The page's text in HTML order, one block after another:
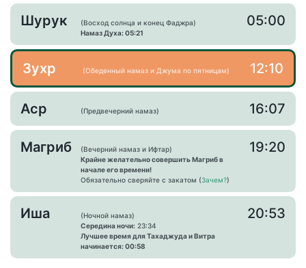
Шурук
(Восход солнца и конец Фаджра)
Намаз Духа: 05:21
05:00
Зухр (Обеденный намаз и Джума по пятницам) 12:10
Аср (Предвечерний намаз) 16:07
Магриб
(Вечерний намаз и Ифтар)
Крайне желательно совершить Магриб в
начале его времени!
Обязательно сверяйте с закатом (Зачем?)
19:20
Иша
(Ночной намаз)
Середина ночи: 23:34
Лучшее время для Тахаджуда и Витра
начинается: 00:58
20:53